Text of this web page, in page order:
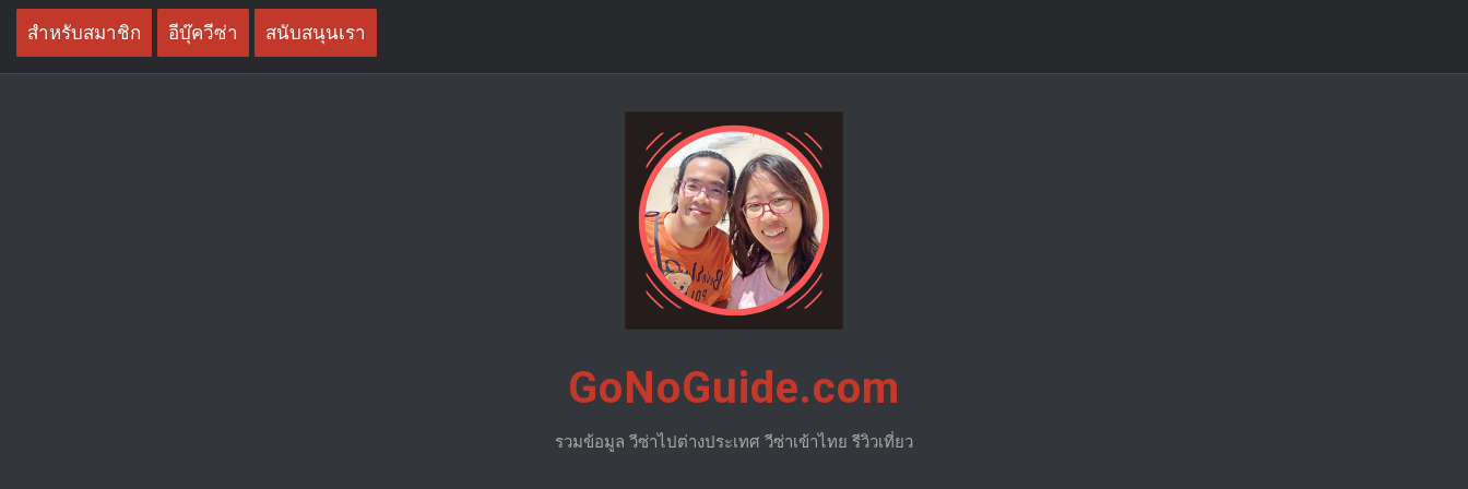
Skip
content
สำหรับสมาชิก อีบุ๊ควีซ่า สนับสนุนเรา
GoNoGuide.com
รวมข้อมูล วีซ่าไปต่างประเทศ วีซ่าเข้าไทย รีวิวเที่ยว